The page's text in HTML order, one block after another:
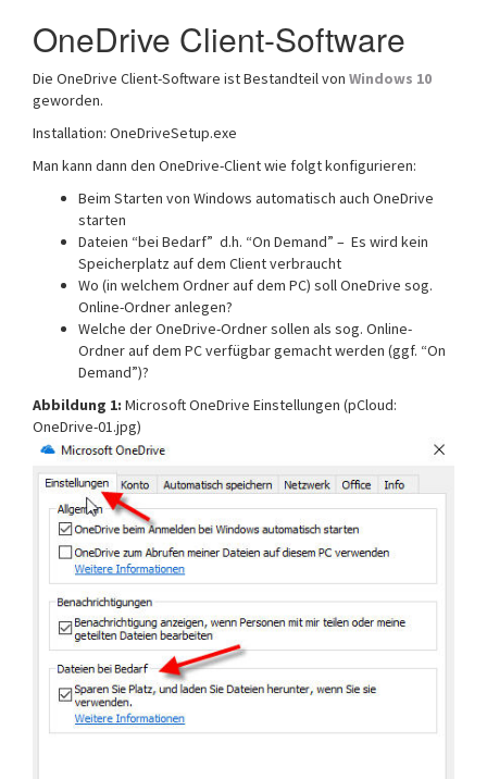
OneDrive Client-Software
Die OneDrive Client-Software ist Bestandteil von Windows 10
geworden.
Installation: OneDriveSetup.exe
Man kann dann den OneDrive-Client wie folgt konfigurieren:
Beim Starten von Windows automatisch auch OneDrive
starten
Dateien “bei Bedarf” d.h. “On Demand” – Es wird kein
Speicherplatz auf dem Client verbraucht
Wo (in welchem Ordner auf dem PC) soll OneDrive sog.
Online-Ordner anlegen?
Welche der OneDrive-Ordner sollen als sog. Online-
Ordner auf dem PC verfügbar gemacht werden (ggf. “On
Demand”)?
Abbildung 1: Microsoft OneDrive Einstellungen (pCloud:
OneDrive-01.jpg)